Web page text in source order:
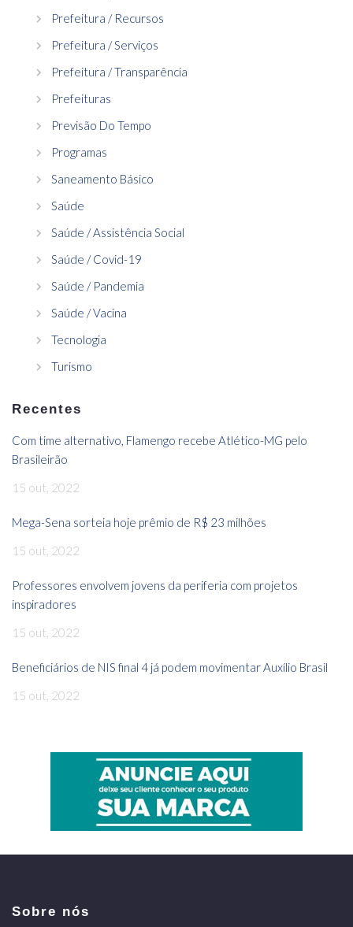
Prefeitura / Recursos
Prefeitura / Serviços
Prefeitura / Transparência
Prefeituras
Previsão Do Tempo
Programas
Saneamento Básico
Saúde
Saúde / Assistência Social
Saúde / Covid-19
Saúde / Pandemia
Saúde / Vacina
Tecnologia
Turismo
Recentes
Com time alternativo, Flamengo recebe Atlético-MG pelo
Brasileirão
15 out, 2022
Mega-Sena sorteia hoje prêmio de R$ 23 milhões
15 out, 2022
Professores envolvem jovens da periferia com projetos
inspiradores
15 out, 2022
Beneficiários de NIS final 4 já podem movimentar Auxílio Brasil
15 out, 2022
Sobre nós